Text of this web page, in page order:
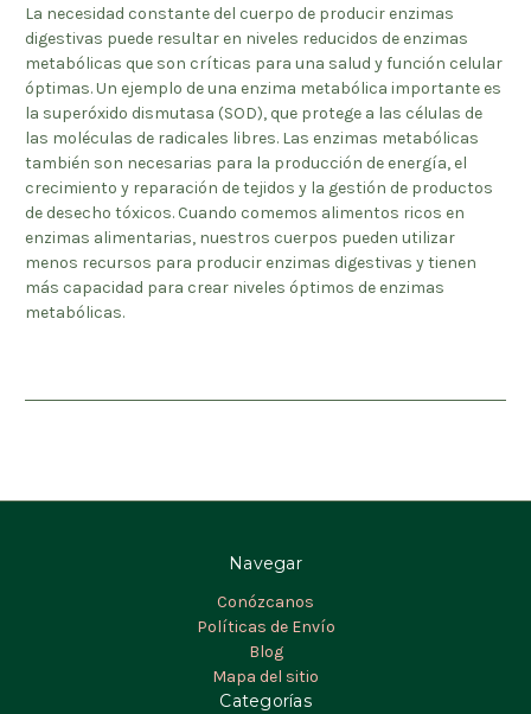
La necesidad constante del cuerpo de producir enzimas
digestivas puede resultar en niveles reducidos de enzimas
metabólicas que son críticas para una salud y función celular
óptimas. Un ejemplo de una enzima metabólica importante es
la superóxido dismutasa (SOD), que protege a las células de
las moléculas de radicales libres. Las enzimas metabólicas
también son necesarias para la producción de energía, el
crecimiento y reparación de tejidos y la gestión de productos
de desecho tóxicos. Cuando comemos alimentos ricos en
enzimas alimentarias, nuestros cuerpos pueden utilizar
menos recursos para producir enzimas digestivas y tienen
más capacidad para crear niveles óptimos de enzimas
metabólicas.
Navegar
Conózcanos
Políticas de Envío
Blog
Mapa del sitio
Categorías